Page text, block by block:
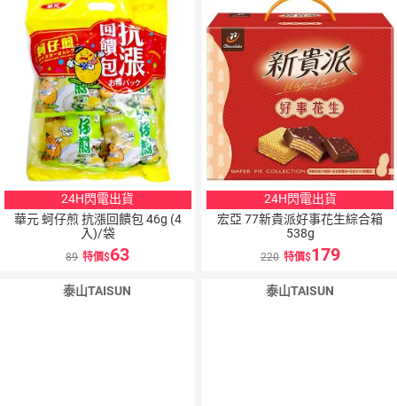
24H閃電出貨
華元 蚵仔煎 抗漲回饋包 46g (4
入)/袋
89 特價 63
24H閃電出貨
宏亞 77新貴派好事花生綜合箱
538g
220 特價 179
泰山TAISUN 泰山TAISUN